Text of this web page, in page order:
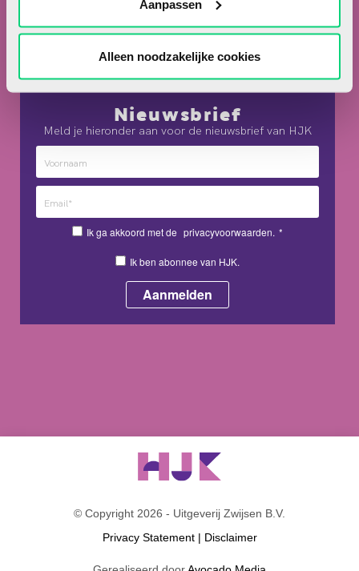
Aanpassen
Alleen noodzakelijke cookies
Nieuwsbrief
Meld je hieronder aan voor de nieuwsbrief van HJK
Ik ga akkoord met de privacyvoorwaarden. *
Ik ben abonnee van HJK.
Adverteren in HJK
Contact
© Copyright 2026 - Uitgeverij Zwijsen B.V.
Privacy Statement| Disclaimer